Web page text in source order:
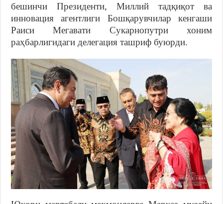
бешинчи Президенти, Миллий тадқиқот ва
инновация агентлиги Бошқарувчилар кенгаши
Раиси Мегавати Сукарнопутри хоним
раҳбарлигидаги делегация ташриф буюрди.